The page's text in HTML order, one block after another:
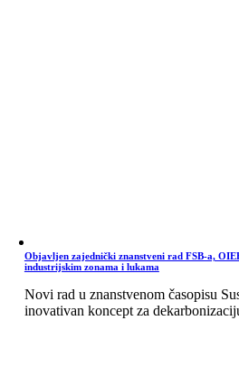
Objavljen zajednički znanstveni rad FSB-a,
industrijskim zonama i lukama
Novi rad u znanstvenom časopisu
inovativan koncept za